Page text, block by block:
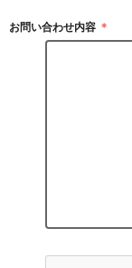
お問い合わせ内容 ＊